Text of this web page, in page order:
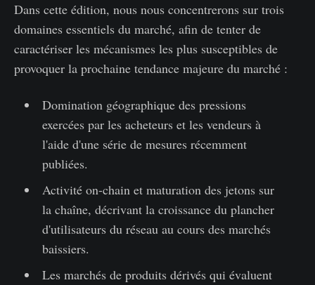
Dans cette édition, nous nous concentrerons sur trois
domaines essentiels du marché, afin de tenter de
caractériser les mécanismes les plus susceptibles de
provoquer la prochaine tendance majeure du marché :
Domination géographique des pressions
exercées par les acheteurs et les vendeurs à
l'aide d'une série de mesures récemment
publiées.
Activité on-chain et maturation des jetons sur
la chaîne, décrivant la croissance du plancher
d'utilisateurs du réseau au cours des marchés
baissiers.
Les marchés de produits dérivés qui évaluent